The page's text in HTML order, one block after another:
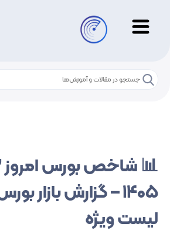
۱۴۰۵ – گزارش بازار
لیست ویژه